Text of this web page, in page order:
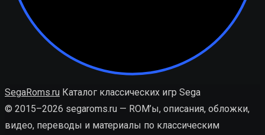
SegaRoms.ru Каталог классических игр Sega
© 2015–2026 segaroms.ru — ROM’ы, описания, обложки,
видео, переводы и материалы по классическим